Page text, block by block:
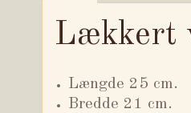
Lækkert
Længde 25 cm.
Bredde 21 cm.